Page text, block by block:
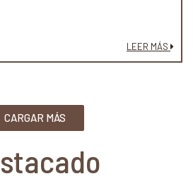
LEER MÁS
CARGAR MÁS